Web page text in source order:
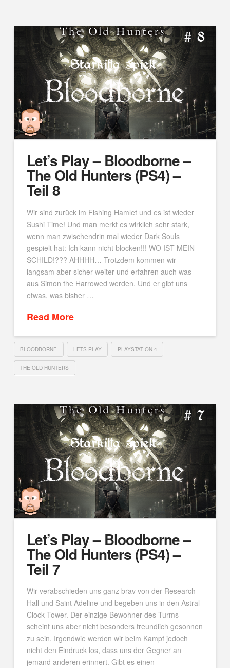
Let’s Play – Bloodborne –
The Old Hunters (PS4) –
Teil 8
Wir sind zurück im Fishing Hamlet und es ist wieder
Sushi Time! Und man merkt es wirklich sehr stark,
wenn man zwischendrin mal wieder Dark Souls
gespielt hat: Ich kann nicht blocken!!! WO IST MEIN
SCHILD!??? AHHHH… Trotzdem kommen wir
langsam aber sicher weiter und erfahren auch was
aus Simon the Harrowed werden. Und er gibt uns
etwas, was bisher …
Read More
BLOODBORNE LETS PLAY PLAYSTATION 4
THE OLD HUNTERS
Let’s Play – Bloodborne –
The Old Hunters (PS4) –
Teil 7
Wir verabschieden uns ganz brav von der Research
Hall und Saint Adeline und begeben uns in den Astral
Clock Tower. Der einzige Bewohner des Turms
scheint uns aber nicht besonders freundlich gesonnen
zu sein. Irgendwie werden wir beim Kampf jedoch
nicht den Eindruck los, dass uns der Gegner an
jemand anderen erinnert. Gibt es einen